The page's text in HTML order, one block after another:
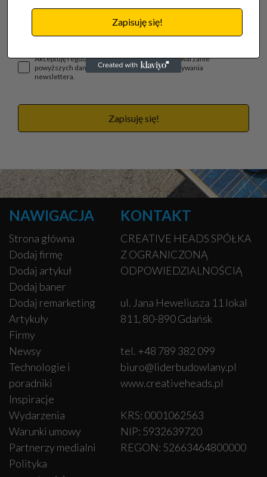
Akceptuję regulamin i wyrażam zgodę na przetwarzanie
powyższych danych osobowych w celu otrzymywania
newslettera.
Zapisuję się!
NAWIGACJA
Strona główna
Dodaj firmę
Dodaj artykuł
Dodaj baner
Dodaj remarketing
Artykuły
Firmy
Newsy
Technologie i
poradniki
Inspiracje
Wydarzenia
Warunki umowy
Partnerzy medialni
Polityka
KONTAKT
CREATIVE HEADS SPÓŁKA
Z OGRANICZONĄ
ODPOWIEDZIALNOŚCIĄ
ul. Jana Heweliusza 11 lokal
811, 80-890 Gdańsk
tel. +48 789 382 099
biuro@liderbudowlany.pl
www.creativeheads.pl
KRS: 0001062563
NIP: 5932639720
REGON: 52663464800000
Zapisuję się!